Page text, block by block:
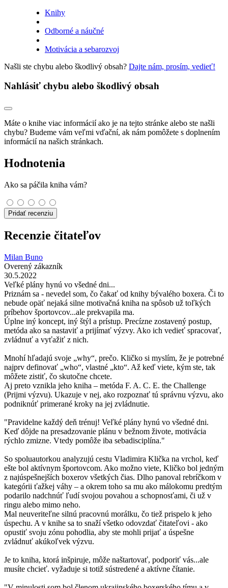
Knihy
Odborné a náučné
Motivácia a sebarozvoj
Našli ste chybu alebo škodlivý obsah? Dajte nám, prosím, vedieť!
Nahlásiť chybu alebo škodlivý obsah
Máte o knihe viac informácií ako je na tejto stránke alebo ste našli
chybu? Budeme vám veľmi vďační, ak nám pomôžete s doplnením
informácií na našich stránkach.
Hodnotenia
Ako sa páčila kniha vám?
Pridať recenziu
Recenzie čitateľov
Milan Buno
Overený zákazník
30.5.2022
Veľké plány hynú vo všedné dni...
Priznám sa - nevedel som, čo čakať od knihy bývalého boxera. Či to
nebude opäť nejaká silne motivačná kniha na spôsob už toľkých
príbehov športovcov...ale prekvapila ma.
Úplne iný koncept, iný štýl a prístup. Precízne zostavený postup,
metóda ako sa nastaviť a prijímať výzvy. Ako ich vedieť spracovať,
zvládnuť a vyťažiť z nich.
Mnohí hľadajú svoje „why“, prečo. Kličko si myslím, že je potrebné
najprv definovať „who“, vlastné „kto“. Až keď viete, kým ste, tak
môžete zistiť, čo skutočne chcete.
Aj preto vznikla jeho kniha – metóda F. A. C. E. the Challenge
(Prijmi výzvu). Ukazuje v nej, ako rozpoznať tú správnu výzvu, ako
podniknúť primerané kroky na jej zvládnutie.
"Pravidelne každý deň trénuj! Veľké plány hynú vo všedné dni.
Keď dôjde na presadzovanie plánu v bežnom živote, motivácia
rýchlo zmizne. Vtedy pomôže iba sebadisciplína."
So spoluautorkou analyzujú cestu Vladimira Klička na vrchol, keď
ešte bol aktívnym športovcom. Ako možno viete, Kličko bol jedným
z najúspešnejších boxerov všetkých čias. Dlho panoval rebríčkom v
kategórii ťažkej váhy – a okrem toho sa mu ako málokomu predtým
podarilo nadchnúť ľudí svojou povahou a schopnosťami, či už v
ringu alebo mimo neho.
Mal neuveriteľne silnú pracovnú morálku, čo tiež prispelo k jeho
úspechu. A v knihe sa to snaží všetko odovzdať čitateľovi - ako
opustiť svoju zónu pohodlia, aby ste mohli prijať a úspešne
zvládnuť akúkoľvek výzvu.
Je to kniha, ktorá inšpiruje, môže naštartovať, podporiť vás...ale
musíte chcieť. vyžaduje si totiž sústredené a aktívne čítanie.